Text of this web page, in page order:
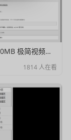
Muxer：10MB 极简视频字幕批量封装工具 (单文件/绿色版)
1814 人在看